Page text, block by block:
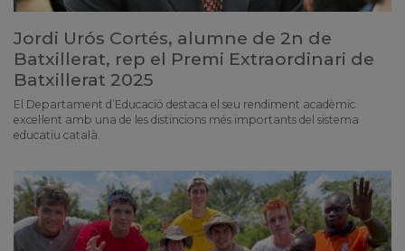
Jordi Urós Cortés, alumne de 2n de
Batxillerat, rep el Premi Extraordinari de
Batxillerat 2025
El Departament d’Educació destaca el seu rendiment acadèmic
excel·lent amb una de les distincions més importants del sistema
educatiu català.